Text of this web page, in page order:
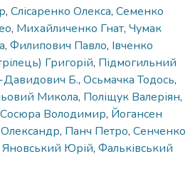
, Слісаренко Олекса, Семенко
, Михайличенко Гнат, Чумак
, Филипович Павло, Івченко
Григорій, Підмогильний
Б., Осьмачка Тодось,
Микола, Поліщук Валеріян,
Сосюра Володимир, Йогансен
, Панч Петро, Сенченко
Яновський Юрій, Фальківський